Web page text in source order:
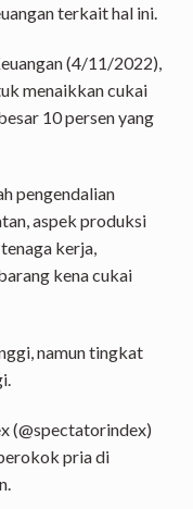
terkait hal ini.
(4/11/2022),
menaikkan cukai
10 persen yang
pengendalian
aspek produksi
kerja,
kena cukai
namun tingkat
(@spectatorindex)
pria di